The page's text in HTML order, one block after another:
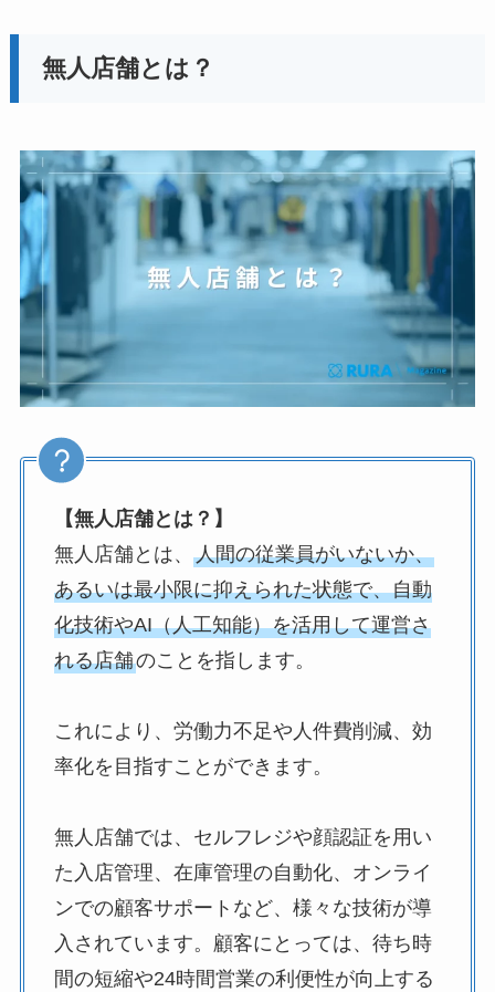
無人店舗とは？
【無人店舗とは？】
無人店舗とは、 人間の従業員がいないか、
あるいは最小限に抑えられた状態で、自動
化技術やAI（人工知能）を活用して運営さ
れる店舗のことを指します。
これにより、労働力不足や人件費削減、効
率化を目指すことができます。
無人店舗では、セルフレジや顔認証を用い
た入店管理、在庫管理の自動化、オンライ
ンでの顧客サポートなど、様々な技術が導
入されています。顧客にとっては、待ち時
間の短縮や24時間営業の利便性が向上する